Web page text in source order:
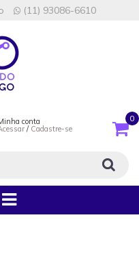
(11) 93086-6610
conta
/ Cadastre-se
0